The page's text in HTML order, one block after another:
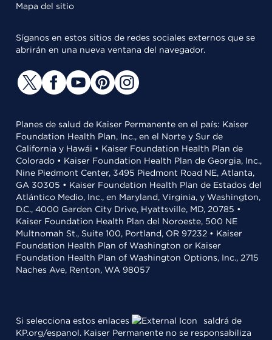
Mapa del sitio
Síganos en estos sitios de redes sociales externos que se
abrirán en una nueva ventana del navegador.
Planes de salud de Kaiser Permanente en el país: Kaiser
Foundation Health Plan, Inc., en el Norte y Sur de
California y Hawái • Kaiser Foundation Health Plan de
Colorado • Kaiser Foundation Health Plan de Georgia, Inc.,
Nine Piedmont Center, 3495 Piedmont Road NE, Atlanta,
GA 30305 • Kaiser Foundation Health Plan de Estados del
Atlántico Medio, Inc., en Maryland, Virginia, y Washington,
D.C., 4000 Garden City Drive, Hyattsville, MD, 20785 •
Kaiser Foundation Health Plan del Noroeste, 500 NE
Multnomah St., Suite 100, Portland, OR 97232 • Kaiser
Foundation Health Plan of Washington or Kaiser
Foundation Health Plan of Washington Options, Inc., 2715
Naches Ave, Renton, WA 98057
Si selecciona estos enlaces
saldrá de
KP.org/espanol. Kaiser Permanente no se responsabiliza